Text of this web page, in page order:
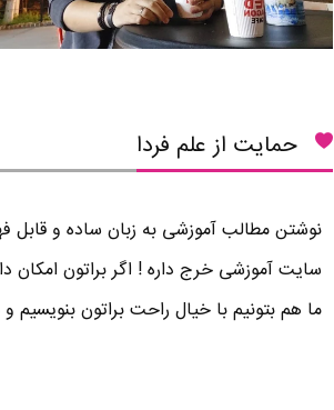
حمایت از علم فردا
نوشتن مطالب آموزشی به زبان ساده و قابل
سایت آموزشی خرج داره ! اگر براتون امکان
ما هم بتونیم با خیال راحت براتون